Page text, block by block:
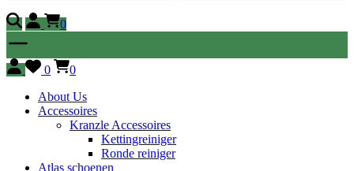
0
0
0
About Us
Accessoires
Kranzle Accessoires
Kettingreiniger
Ronde reiniger
Atlas schoenen